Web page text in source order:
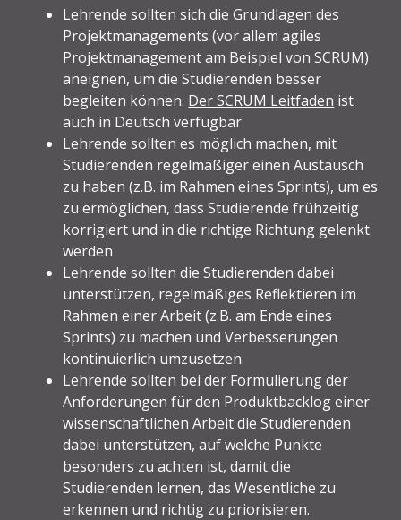
Lehrende sollten sich die Grundlagen des
Projektmanagements (vor allem agiles
Projektmanagement am Beispiel von SCRUM)
aneignen, um die Studierenden besser
begleiten können. Der SCRUM Leitfaden ist
auch in Deutsch verfügbar.
Lehrende sollten es möglich machen, mit
Studierenden regelmäßiger einen Austausch
zu haben (z.B. im Rahmen eines Sprints), um es
zu ermöglichen, dass Studierende frühzeitig
korrigiert und in die richtige Richtung gelenkt
werden
Lehrende sollten die Studierenden dabei
unterstützen, regelmäßiges Reflektieren im
Rahmen einer Arbeit (z.B. am Ende eines
Sprints) zu machen und Verbesserungen
kontinuierlich umzusetzen.
Lehrende sollten bei der Formulierung der
Anforderungen für den Produktbacklog einer
wissenschaftlichen Arbeit die Studierenden
dabei unterstützen, auf welche Punkte
besonders zu achten ist, damit die
Studierenden lernen, das Wesentliche zu
erkennen und richtig zu priorisieren.